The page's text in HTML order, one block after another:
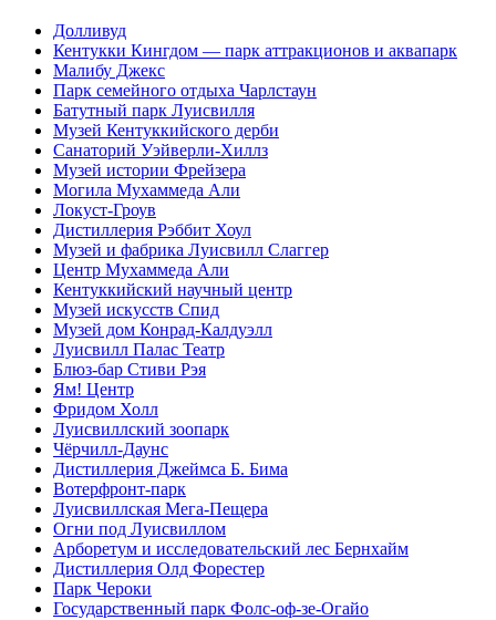
Долливуд
Кентукки Кингдом — парк аттракционов и аквапарк
Малибу Джекс
Парк семейного отдыха Чарлстаун
Батутный парк Луисвилля
Музей Кентуккийского дерби
Санаторий Уэйверли-Хиллз
Музей истории Фрейзера
Могила Мухаммеда Али
Локуст-Гроув
Дистиллерия Рэббит Хоул
Музей и фабрика Луисвилл Слаггер
Центр Мухаммеда Али
Кентуккийский научный центр
Музей искусств Спид
Музей дом Конрад-Калдуэлл
Луисвилл Палас Театр
Блюз-бар Стиви Рэя
Ям! Центр
Фридом Холл
Луисвиллский зоопарк
Чёрчилл-Даунс
Дистиллерия Джеймса Б. Бима
Вотерфронт-парк
Луисвиллская Мега-Пещера
Огни под Луисвиллом
Арборетум и исследовательский лес Бернхайм
Дистиллерия Олд Форестер
Парк Чероки
Государственный парк Фолс-оф-зе-Огайо